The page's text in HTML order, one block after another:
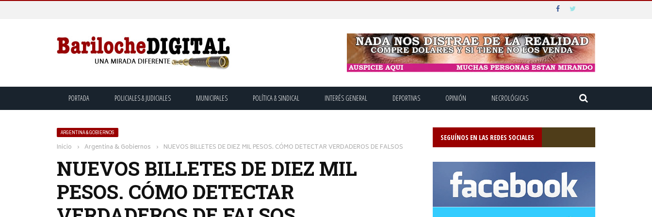
PORTADA POLICIALES & JUDICIALES MUNICIPALES POLÍTICA & SINDICAL INTERÉS GENERAL DEPORTIVAS OPINIÓN NECROLÓGICAS
ARGENTINA & GOBIERNOS
Inicio › Argentina & Gobiernos › NUEVOS BILLETES DE DIEZ MIL PESOS. CÓMO DETECTAR VERDADEROS DE FALSOS
NUEVOS BILLETES DE DIEZ MIL
PESOS. CÓMO DETECTAR
SEGUÍNOS EN LAS REDES SOCIALES